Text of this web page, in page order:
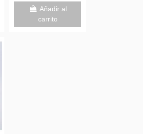
Añadir al
carrito